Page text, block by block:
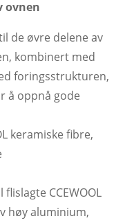
ovnen
de øvre delene av
kombinert med
foringsstrukturen,
å oppnå gode
keramiske fibre,
CCEWOOL
høy aluminium,